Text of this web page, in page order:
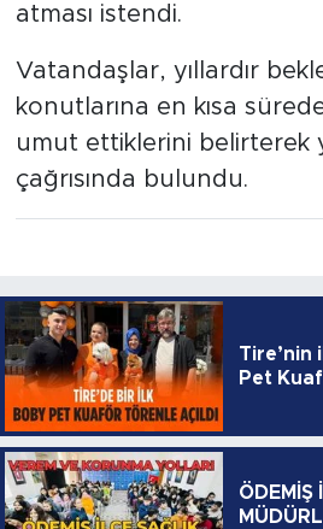
atması istendi.
Vatandaşlar, yıllardır
konutlarına en kısa
umut ettiklerini belirterek
çağrısında bulundu.
Tire’nin
Pet
ÖDEMİŞ